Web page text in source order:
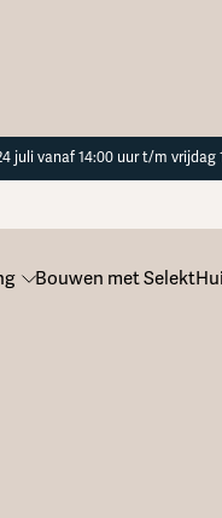
juli vanaf 14:00 uur t/m
Bouwen met